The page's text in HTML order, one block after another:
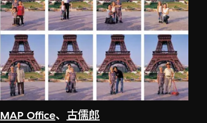
MAP Office、 古儒郎